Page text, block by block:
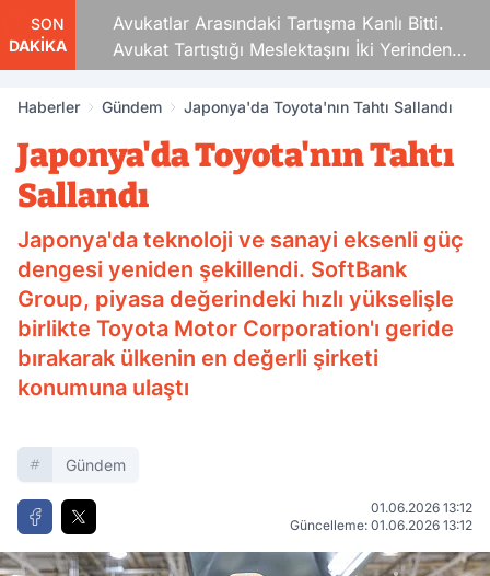
SON
DAKİKA
Avukatlar Arasındaki Tartışma Kanlı Bitti.
Avukat Tartıştığı Meslektaşını İki Yerinden
Vurdu
Haberler Gündem Japonya'da Toyota'nın Tahtı Sallandı
Japonya'da Toyota'nın Tahtı
Sallandı
Japonya'da teknoloji ve sanayi eksenli güç
dengesi yeniden şekillendi. SoftBank
Group, piyasa değerindeki hızlı yükselişle
birlikte Toyota Motor Corporation'ı geride
bırakarak ülkenin en değerli şirketi
konumuna ulaştı
Gündem
01.06.2026 13:12
Güncelleme: 01.06.2026 13:12